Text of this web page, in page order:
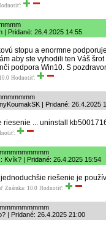
| Pridané: 26.4.2025 14:55
stopu a enormne
aby ste vyhodili ten Váš
podpora Win10. S
Hodnotiť:
| Pridané: 26.4.2025
riesenie ... uninstall
Kvík? | Pridané: 26.4.2025 15:54
riešenie je
Známka: 10.0 Hodnotiť:
| Pridané: 26.4.2025 21:00